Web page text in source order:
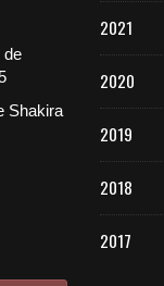
Shakira
2021
2020
2019
2018
2017